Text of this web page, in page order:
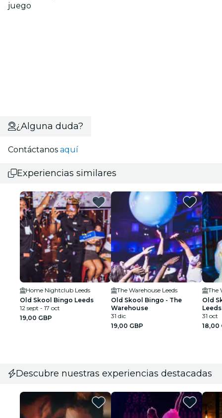
juego
¿Alguna duda?
Contáctanos aquí
Experiencias similares
Home Nightclub Leeds
Old Skool Bingo Leeds
12 sept - 17 oct
19,00 GBP
The Warehouse Leeds
Old Skool Bingo - The
Warehouse
31 dic
19,00 GBP
The
Old
Leeds
31 oct
18,00
Descubre nuestras experiencias destacadas